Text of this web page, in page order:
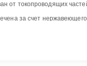
от токопроводящих
за счет